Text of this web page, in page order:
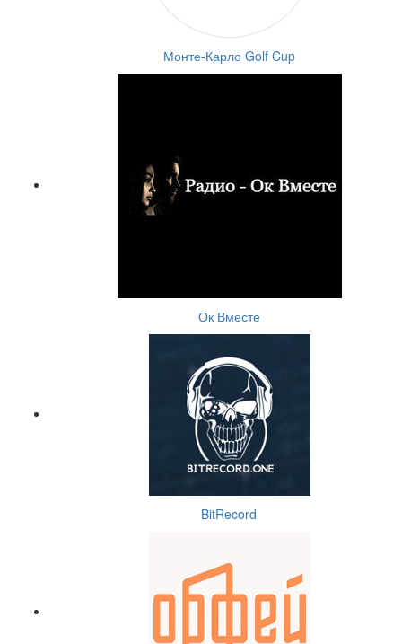
Монте-Карло Golf Cup
Ок Вместе
BitRecord